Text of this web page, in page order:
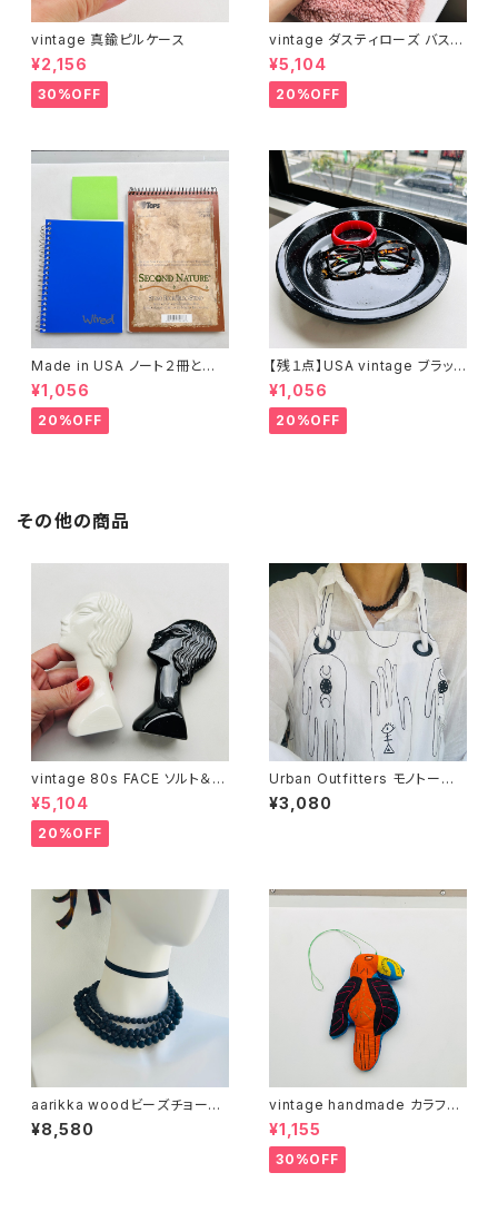
vintage 真鍮ピルケース
¥2,156
30%OFF
vintage ダスティローズ バスマ
ット
¥5,104
20%OFF
Made in USA ノート２冊とお
まけ
¥1,056
20%OFF
【残１点】USA vintage ブラック
琺瑯プレート
¥1,056
20%OFF
その他の商品
vintage 80s FACE ソルト＆ペ
ッパーシェイカー
¥5,104
20%OFF
Urban Outfitters モノトーン
総柄エプロン
¥3,080
aarikka woodビーズチョーカ
ー（バラ売り）
¥8,580
vintage handmade カラフル
バード 04
¥1,155
30%OFF